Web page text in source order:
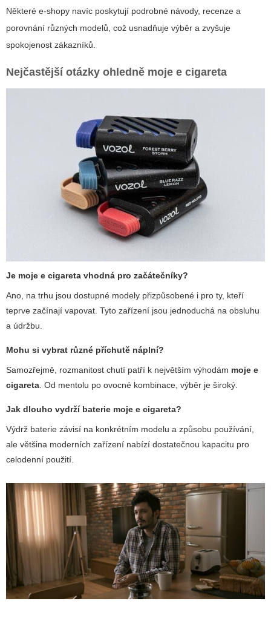
Některé e-shopy navíc poskytují podrobné návody, recenze a
porovnání různých modelů, což usnadňuje výběr a zvyšuje
spokojenost zákazníků.
Nejčastější otázky ohledně moje e cigareta
Je moje e cigareta vhodná pro začátečníky?
Ano, na trhu jsou dostupné modely přizpůsobené i pro ty, kteří
teprve začínají vapovat. Tyto zařízení jsou jednoduchá na obsluhu
a údržbu.
Mohu si vybrat různé příchutě náplní?
Samozřejmě, rozmanitost chutí patří k největším výhodám moje e
cigareta . Od mentolu po ovocné kombinace, výběr je široký.
Jak dlouho vydrží baterie moje e cigareta?
Výdrž baterie závisí na konkrétním modelu a způsobu používání,
ale většina moderních zařízení nabízí dostatečnou kapacitu pro
celodenní použití.